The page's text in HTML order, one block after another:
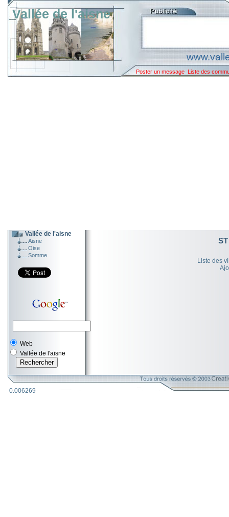
Vallée de l'aisne
Poster un message Liste des
Vallée de l'aisne
Aisne
Oise
Somme
Web
Vallée de l'aisne
Liste des
0.006269